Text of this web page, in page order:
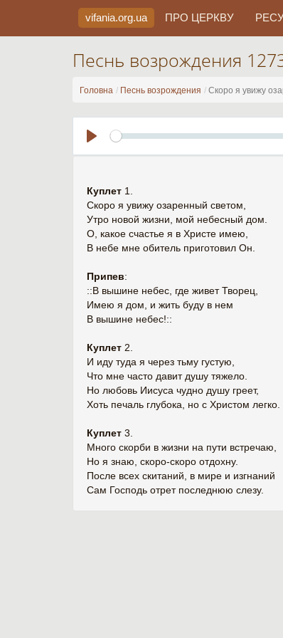
vifania.org.ua ПРО ЦЕРКВУ
Песнь возрождения
Головна Песнь возрождения Скоро я увижу
Куплет 1.
Скоро я увижу озаренный светом,
Утро новой жизни, мой небесный дом.
О, какое счастье я в Христе имею,
В небе мне обитель приготовил Он.
Припев:
::В вышине небес, где живет Творец,
Имею я дом, и жить буду в нем
В вышине небес!::
Куплет 2.
И иду туда я через тьму густую,
Что мне часто давит душу тяжело.
Но любовь Иисуса чудно душу греет,
Хоть печаль глубока, но с Христом легко.
Куплет 3.
Много скорби в жизни на пути встречаю,
Но я знаю, скоро-скоро отдохну.
После всех скитаний, в мире и изгнаний
Сам Господь отрет последнюю слезу.